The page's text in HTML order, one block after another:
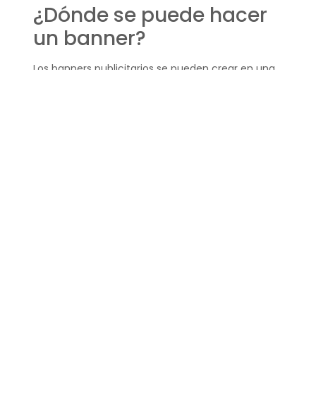
¿Dónde se puede hacer
un banner?
Los banners publicitarios se pueden crear en una